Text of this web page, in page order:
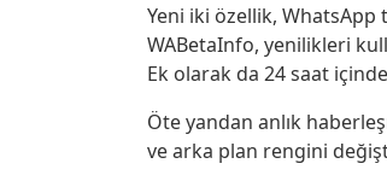
Yeni iki özellik, WhatsApp
WABetaInfo, yenilikleri
Ek olarak da 24 saat içinde
Öte yandan anlık
ve arka plan rengini